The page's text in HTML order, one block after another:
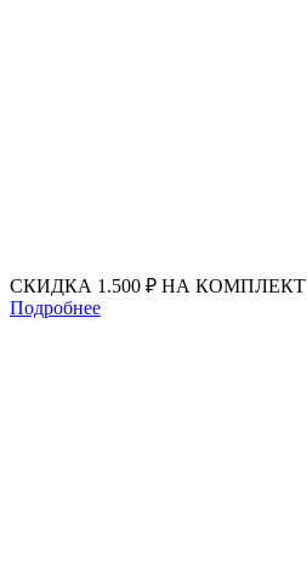
СКИДКА 1.500 ₽ НА КОМПЛЕКТ
Подробнее